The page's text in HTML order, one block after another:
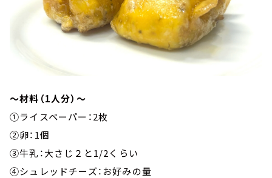
～材料（1人分）～
①ライスペーパー：2枚
②卵：1個
③牛乳：大さじ２と1/2くらい
④シュレッドチーズ：お好みの量